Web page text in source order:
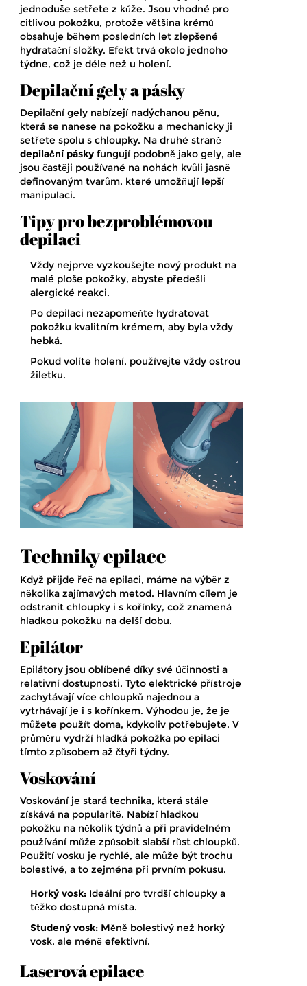
jednoduše setřete z kůže. Jsou vhodné pro
citlivou pokožku, protože většina krémů
obsahuje během posledních let zlepšené
hydratační složky. Efekt trvá okolo jednoho
týdne, což je déle než u holení.
Depilační gely a pásky
Depilační gely nabízejí nadýchanou pěnu,
která se nanese na pokožku a mechanicky ji
setřete spolu s chloupky. Na druhé straně
depilační pásky fungují podobně jako gely, ale
jsou častěji používané na nohách kvůli jasně
definovaným tvarům, které umožňují lepší
manipulaci.
Tipy pro bezproblémovou
depilaci
Vždy nejprve vyzkoušejte nový produkt na
malé ploše pokožky, abyste předešli
alergické reakci.
Po depilaci nezapomeňte hydratovat
pokožku kvalitním krémem, aby byla vždy
hebká.
Pokud volíte holení, používejte vždy ostrou
žiletku.
Techniky epilace
Když přijde řeč na epilaci, máme na výběr z
několika zajímavých metod. Hlavním cílem je
odstranit chloupky i s kořínky, což znamená
hladkou pokožku na delší dobu.
Epilátor
Epilátory jsou oblíbené díky své účinnosti a
relativní dostupnosti. Tyto elektrické přístroje
zachytávají více chloupků najednou a
vytrhávají je i s kořínkem. Výhodou je, že je
můžete použít doma, kdykoliv potřebujete. V
průměru vydrží hladká pokožka po epilaci
tímto způsobem až čtyři týdny.
Voskování
Voskování je stará technika, která stále
získává na popularitě. Nabízí hladkou
pokožku na několik týdnů a při pravidelném
používání může způsobit slabší růst chloupků.
Použití vosku je rychlé, ale může být trochu
bolestivé, a to zejména při prvním pokusu.
Horký vosk: Ideální pro tvrdší chloupky a
těžko dostupná místa.
Studený vosk: Měně bolestivý než horký
vosk, ale méně efektivní.
Laserová epilace